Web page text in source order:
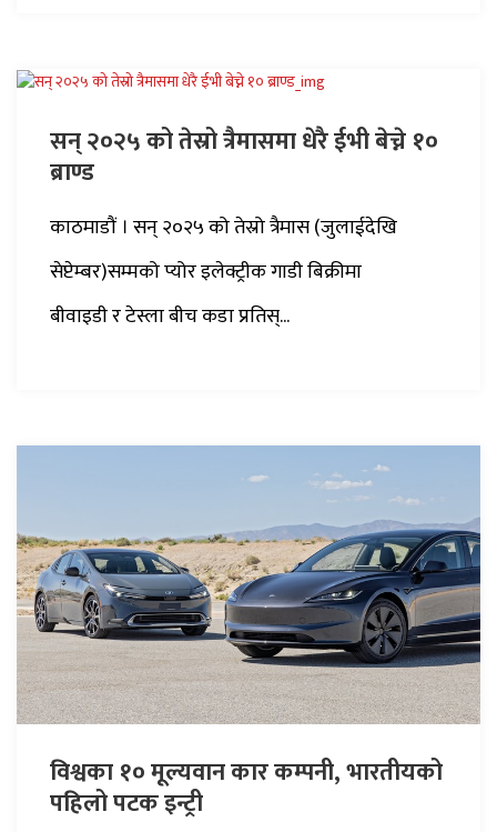
सन् २०२५ को तेस्रो त्रैमासमा धेरै ईभी बेच्ने १०
ब्राण्ड
काठमाडौं । सन् २०२५ को तेस्रो त्रैमास (जुलाईदेखि
सेप्टेम्बर)सम्मको प्योर इलेक्ट्रीक गाडी बिक्रीमा
बीवाइडी र टेस्ला बीच कडा प्रतिस्...
विश्वका १० मूल्यवान कार कम्पनी, भारतीयको
पहिलो पटक इन्ट्री